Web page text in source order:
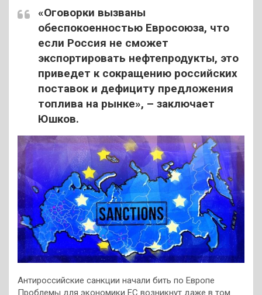
«Оговорки вызваны
обеспокоенностью Евросоюза, что
если Россия не сможет
экспортировать нефтепродукты, это
приведет к сокращению российских
поставок и дефициту предложения
топлива на рынке», – заключает
Юшков.
Антироссийские санкции начали бить по Европе
Проблемы для экономики ЕС возникнут даже в том